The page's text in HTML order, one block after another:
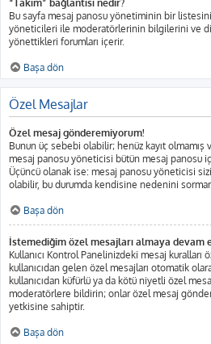
“Takım” bağlantısı nedir?
Bu sayfa mesaj panosu yönetiminin bir
yöneticileri ile moderatörlerinin bilgilerini ve
yönettikleri forumları içerir.
Başa dön
Özel Mesajlar
Özel mesaj gönderemiyorum!
Bunun üç sebebi olabilir; henüz kayıt olmamış
mesaj panosu yöneticisi bütün mesaj panosu
Üçüncü olanak ise: mesaj panosu yöneticisi
olabilir, bu durumda kendisine nedenini
Başa dön
İstemediğim özel mesajları almaya devam
Kullanıcı Kontrol Panelinizdeki mesaj kuralları
kullanıcıdan gelen özel mesajları otomatik
kullanıcıdan küfürlü ya da kötü niyetli özel
moderatörlere bildirin; onlar özel mesaj
yetkisine sahiptir.
Başa dön